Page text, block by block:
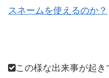
スネームを使えるのか？
この様な出来事が起